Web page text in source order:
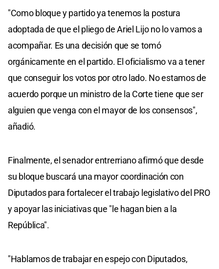
"Como bloque y partido ya tenemos la postura
adoptada de que el pliego de Ariel Lijo no lo vamos a
acompañar. Es una decisión que se tomó
orgánicamente en el partido. El oficialismo va a tener
que conseguir los votos por otro lado. No estamos de
acuerdo porque un ministro de la Corte tiene que ser
alguien que venga con el mayor de los consensos",
añadió.
Finalmente, el senador entrerriano afirmó que desde
su bloque buscará una mayor coordinación con
Diputados para fortalecer el trabajo legislativo del PRO
y apoyar las iniciativas que "le hagan bien a la
República".
"Hablamos de trabajar en espejo con Diputados,